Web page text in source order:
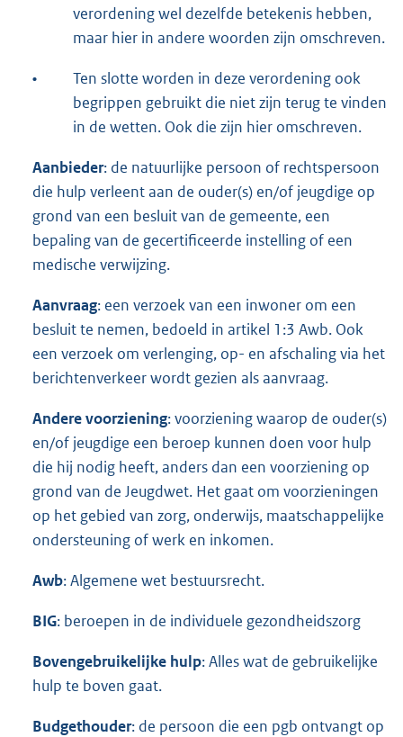
verordening wel dezelfde betekenis hebben,
maar hier in andere woorden zijn omschreven.
•
Ten slotte worden in deze verordening ook
begrippen gebruikt die niet zijn terug te vinden
in de wetten. Ook die zijn hier omschreven.
Aanbieder: de natuurlijke persoon of rechtspersoon
die hulp verleent aan de ouder(s) en/of jeugdige op
grond van een besluit van de gemeente, een
bepaling van de gecertificeerde instelling of een
medische verwijzing.
Aanvraag: een verzoek van een inwoner om een
besluit te nemen, bedoeld in artikel 1:3 Awb. Ook
een verzoek om verlenging, op- en afschaling via het
berichtenverkeer wordt gezien als aanvraag.
Andere voorziening: voorziening waarop de ouder(s)
en/of jeugdige een beroep kunnen doen voor hulp
die hij nodig heeft, anders dan een voorziening op
grond van de Jeugdwet. Het gaat om voorzieningen
op het gebied van zorg, onderwijs, maatschappelijke
ondersteuning of werk en inkomen.
Awb: Algemene wet bestuursrecht.
BIG: beroepen in de individuele gezondheidszorg
Bovengebruikelijke hulp: Alles wat de gebruikelijke
hulp te boven gaat.
Budgethouder: de persoon die een pgb ontvangt op